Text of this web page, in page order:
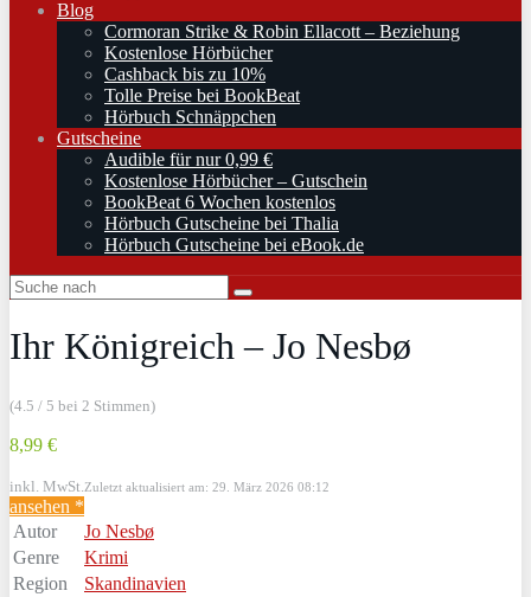
Blog
Cormoran Strike & Robin Ellacott – Beziehung
Kostenlose Hörbücher
Cashback bis zu 10%
Tolle Preise bei BookBeat
Hörbuch Schnäppchen
Gutscheine
Audible für nur 0,99 €
Kostenlose Hörbücher – Gutschein
BookBeat 6 Wochen kostenlos
Hörbuch Gutscheine bei Thalia
Hörbuch Gutscheine bei eBook.de
Ihr Königreich – Jo Nesbø
(4.5 / 5 bei 2 Stimmen)
8,99 €
inkl. MwSt. Zuletzt aktualisiert am: 29. März 2026 08:12
ansehen *
Autor
Jo Nesbø
Genre
Krimi
Region
Skandinavien